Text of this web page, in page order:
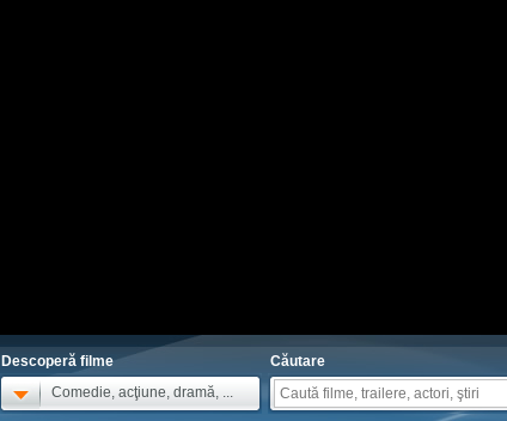
Descoperă filme
Comedie, acţiune, dramă, ...
Căutare